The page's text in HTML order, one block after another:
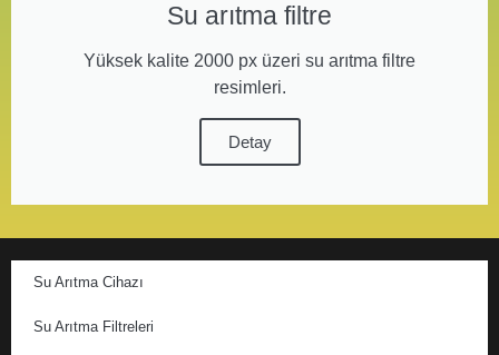
Su arıtma filtre
Yüksek kalite 2000 px üzeri su arıtma filtre
resimleri.
Detay
Su Arıtma Cihazı
Su Arıtma Filtreleri